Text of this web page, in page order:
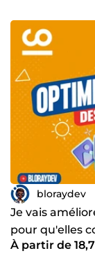
disposition pour : Analyser vos besoins
Proposer une
solutions performantes Contactez-
pour discuter
personnalisé.
nouveaux
vous dépasser
bloraydev
Je vais
pour qu'elles
À partir de